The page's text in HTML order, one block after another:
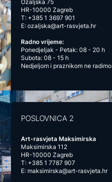
Ozaljska 75
HR-10000 Zagreb
T: +385 1 3697 901
E:ozaljska@art-rasvjeta.hr
Radno vrijeme:
Ponedjeljak - Petak: 08 - 20 h
Subota: 08 - 15 h
Nedjeljom i praznikom ne radimo
POSLOVNICA 2
Art-rasvjeta Maksimirska
Maksimirska 112
HR-10000 Zagreb
T: +385 1 7787 907
E: maksimirska@art-rasvjeta.hr